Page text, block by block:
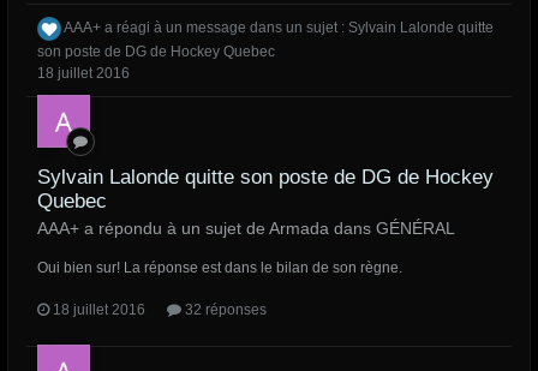
AAA+ a réagi à un message dans un sujet : Sylvain Lalonde quitte
son poste de DG de Hockey Quebec
18 juillet 2016
Sylvain Lalonde quitte son poste de DG de Hockey
Quebec
AAA+ a répondu à un sujet de Armada dans GÉNÉRAL
Oui bien sur! La réponse est dans le bilan de son règne.
18 juillet 2016 32 réponses